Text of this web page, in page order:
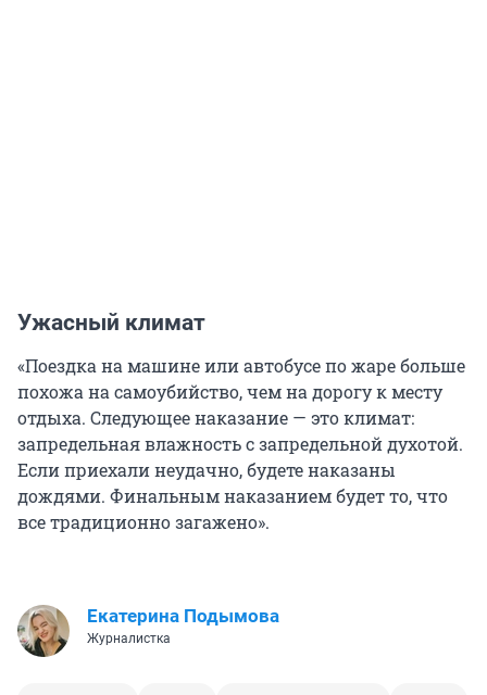
Ужасный климат
«Поездка на машине или автобусе по жаре больше
похожа на самоубийство, чем на дорогу к месту
отдыха. Следующее наказание — это климат:
запредельная влажность с запредельной духотой.
Если приехали неудачно, будете наказаны
дождями. Финальным наказанием будет то, что
все традиционно загажено».
Екатерина Подымова
Журналистка